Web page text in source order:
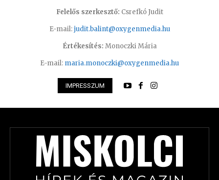
Felelős szerkesztő: Csrefkó Judit
E-mail:judit.balint@oxygenmedia.hu
Értékesítés: Monoczki Mária
E-mail: maria.monoczki@oxygenmedia.hu
IMPRESSZUM